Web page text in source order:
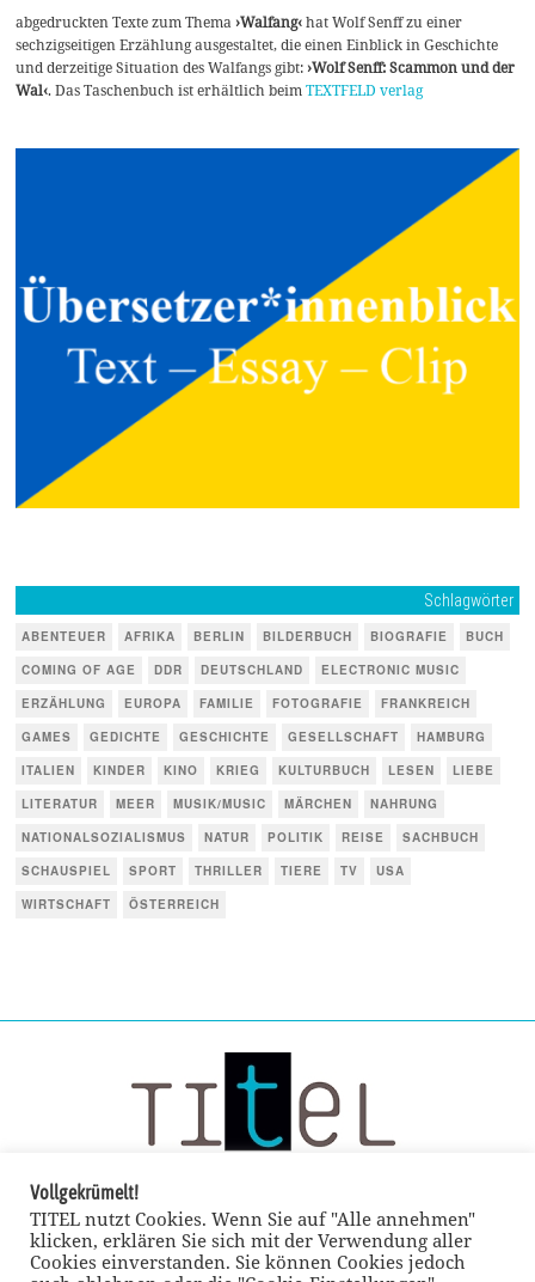
abgedruckten Texte zum Thema›Walfang‹hat Wolf Senff zu einer
sechzigseitigen Erzählung ausgestaltet, die einen Einblick in Geschichte
und derzeitige Situation des Walfangs gibt:›Wolf Senff: Scammon und der
Wal‹. Das Taschenbuch ist erhältlich beimTEXTFELD verlag
Schlagwörter
ABENTEUER AFRIKA BERLIN BILDERBUCH BIOGRAFIE
BUCH
COMING OF AGE
DDR DEUTSCHLAND
ELECTRONIC MUSIC
ERZÄHLUNG
EUROPA FAMILIE FOTOGRAFIE
FRANKREICH
GAMES
GEDICHTE GESCHICHTE GESELLSCHAFT
HAMBURG
ITALIEN
KINDER KINO KRIEG KULTURBUCH LESEN
LIEBE
LITERATUR
MEER MUSIK/MUSIC MÄRCHEN
NAHRUNG
NATIONALSOZIALISMUS
NATUR POLITIK REISE
SACHBUCH
SCHAUSPIEL
SPORT THRILLER TIERE TV
USA
WIRTSCHAFT
ÖSTERREICH
Vollgekrümelt!
TITEL nutzt Cookies. Wenn Sie auf "Alle annehmen"
klicken, erklären Sie sich mit der Verwendung aller
Cookies einverstanden. Sie können Cookies jedoch